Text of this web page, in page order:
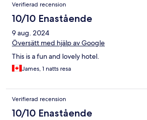
Verifierad recension
10/10 Enastående
9 aug. 2024
Översätt med hjälp av Google
This is a fun and lovely hotel.
James, 1 natts resa
Verifierad recension
10/10 Enastående